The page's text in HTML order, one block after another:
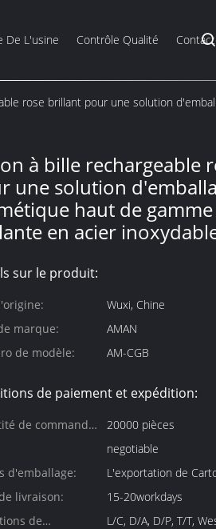
De L'usine Contrôle Qualité
rose brillant pour une solution
à bille rechargeable
une solution
haut de
en acier
sur le produit:
Wuxi, Chine
marque:
AMAN
de modèle:
AM-CGB
de paiement et expédition:
de commande
20000 pièces
negotiable
d'emballage:
L'exportation de
livraison:
15-20workdays
de
L/C, D/A, D/P, T/T,